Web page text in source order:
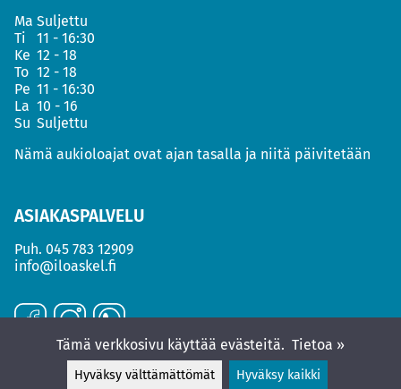
Ma Suljettu
Ti
11 - 16:30
Ke 12 - 18
To 12 - 18
Pe 11 - 16:30
La 10 - 16
Su Suljettu
Nämä aukioloajat ovat ajan tasalla ja niitä päivitetään
ASIAKASPALVELU
Puh. 045 783 12909
info@iloaskel.fi
Tämä verkkosivu käyttää evästeitä. Tietoa »
Hyväksy välttämättömät Hyväksy kaikki